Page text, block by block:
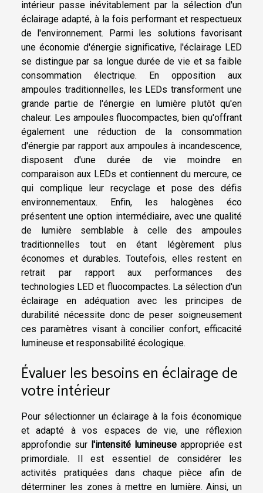
intérieur passe inévitablement par la sélection d'un
éclairage adapté, à la fois performant et respectueux
de l'environnement. Parmi les solutions favorisant
une économie d'énergie significative, l'éclairage LED
se distingue par sa longue durée de vie et sa faible
consommation électrique. En opposition aux
ampoules traditionnelles, les LEDs transforment une
grande partie de l'énergie en lumière plutôt qu'en
chaleur. Les ampoules fluocompactes, bien qu'offrant
également une réduction de la consommation
d'énergie par rapport aux ampoules à incandescence,
disposent d'une durée de vie moindre en
comparaison aux LEDs et contiennent du mercure, ce
qui complique leur recyclage et pose des défis
environnementaux. Enfin, les halogènes éco
présentent une option intermédiaire, avec une qualité
de lumière semblable à celle des ampoules
traditionnelles tout en étant légèrement plus
économes et durables. Toutefois, elles restent en
retrait par rapport aux performances des
technologies LED et fluocompactes. La sélection d'un
éclairage en adéquation avec les principes de
durabilité nécessite donc de peser soigneusement
ces paramètres visant à concilier confort, efficacité
lumineuse et responsabilité écologique.
Évaluer les besoins en éclairage de
votre intérieur
Pour sélectionner un éclairage à la fois économique
et adapté à vos espaces de vie, une réflexion
approfondie sur l'intensité lumineuse appropriée est
primordiale. Il est essentiel de considérer les
activités pratiquées dans chaque pièce afin de
déterminer les zones à mettre en lumière. Ainsi, un